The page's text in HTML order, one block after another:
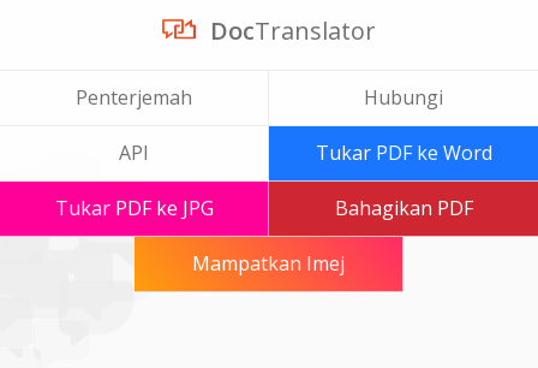
DocTranslator
Penterjemah Hubungi
API Tukar PDF ke Word
Tukar PDF ke JPG Bahagikan PDF
Mampatkan Imej